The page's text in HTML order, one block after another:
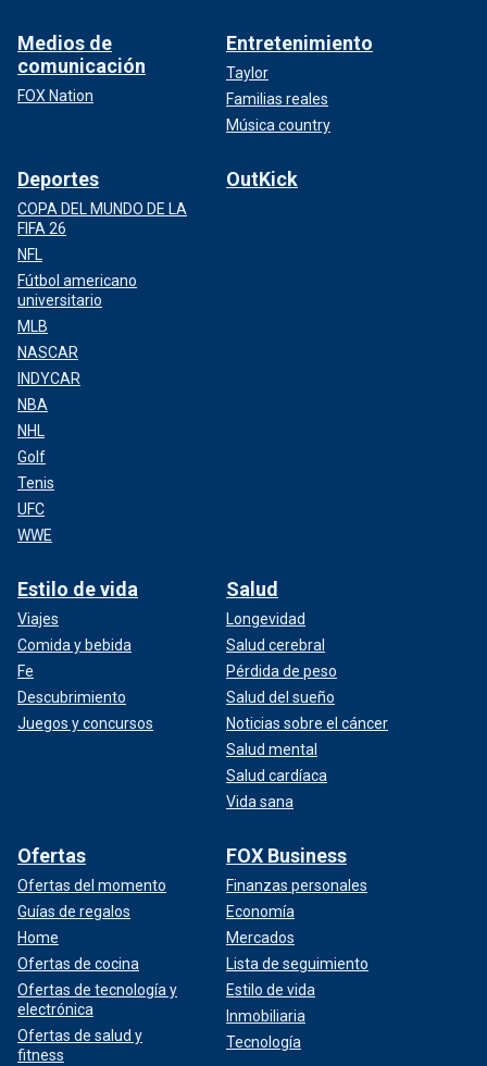
Medios de
comunicación
FOX Nation
Entretenimiento
Taylor
Familias reales
Música country
Deportes
COPA DEL MUNDO DE LA
FIFA 26
NFL
Fútbol americano
universitario
MLB
NASCAR
INDYCAR
NBA
NHL
Golf
Tenis
UFC
WWE
OutKick
Estilo de vida
Viajes
Comida y bebida
Fe
Descubrimiento
Juegos y concursos
Salud
Longevidad
Salud cerebral
Pérdida de peso
Salud del sueño
Noticias sobre el cáncer
Salud mental
Salud cardíaca
Vida sana
Ofertas
Ofertas del momento
Guías de regalos
Home
Ofertas de cocina
Ofertas de tecnología y
electrónica
Ofertas de salud y
fitness
FOX Business
Finanzas personales
Economía
Mercados
Lista de seguimiento
Estilo de vida
Inmobiliaria
Tecnología